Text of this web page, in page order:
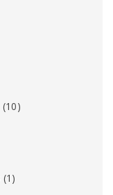
(10)
(1)